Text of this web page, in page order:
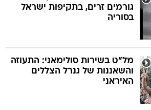
גורמים זרים, בתקיפות ישראל
בסוריה
מל"ט בשירות סולימאני: התעוזה
והשאננות של גנרל הצללים
האיראני